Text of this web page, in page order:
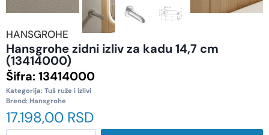
HANSGROHE
Hansgrohe zidni izliv za kadu 14,7 cm
(13414000)
Šifra:13414000
Kategorija: Tuš ruže i izlivi
Brend: Hansgrohe
17.198,00 RSD